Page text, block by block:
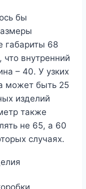
бы
габариты 68
что внутренний
– 40. У узких
может быть 25
изделий
также
не 65, а 60
случаях.